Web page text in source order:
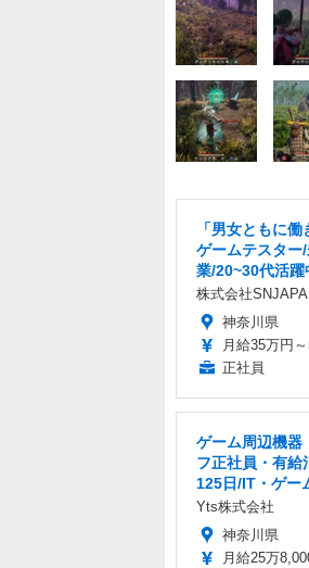
「男女ともに
ゲームテスター
業/20~30代活躍
株式会社
神奈川県
月給35万円
正社員
ゲーム周辺機器
フ正社員・有給
125日/IT・ゲー
Yts株式会社
神奈川県
月給25万